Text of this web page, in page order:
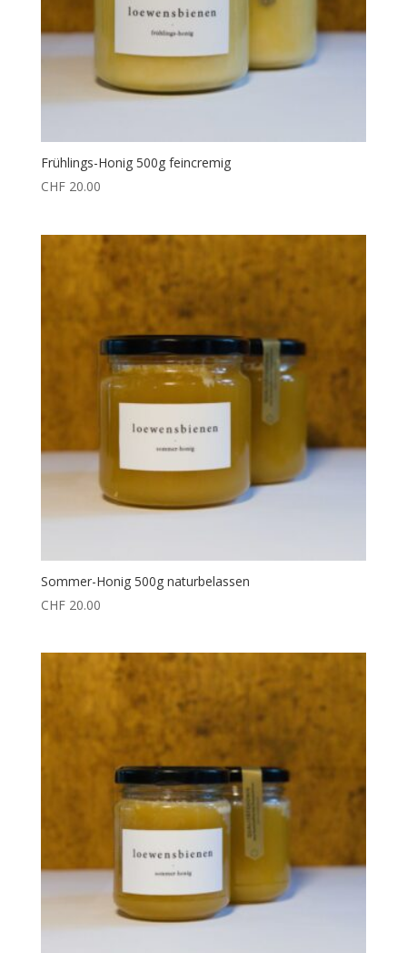
Frühlings-Honig 500g feincremig
CHF20.00
Sommer-Honig 500g naturbelassen
CHF20.00